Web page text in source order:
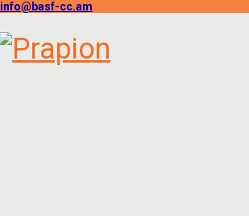
info@basf-cc.am